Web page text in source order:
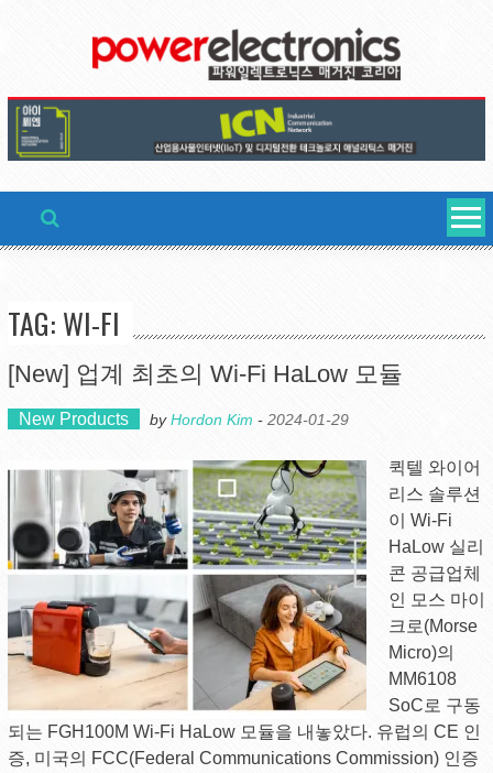
TAG: WI-FI
[New] 업계 최초의 Wi-Fi HaLow 모듈
New Products byHordon Kim - 2024-01-29
퀵텔 와이어
리스 솔루션
이 Wi-Fi
HaLow 실리
콘 공급업체
인 모스 마이
크로(Morse
Micro)의
MM6108
SoC로 구동
되는 FGH100M Wi-Fi HaLow 모듈을 내놓았다. 유럽의 CE 인
증, 미국의 FCC(Federal Communications Commission) 인증